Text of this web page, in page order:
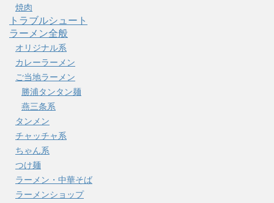
焼肉
トラブルシュート
ラーメン全般
オリジナル系
カレーラーメン
ご当地ラーメン
勝浦タンタン麺
燕三条系
タンメン
チャッチャ系
ちゃん系
つけ麺
ラーメン・中華そば
ラーメンショップ